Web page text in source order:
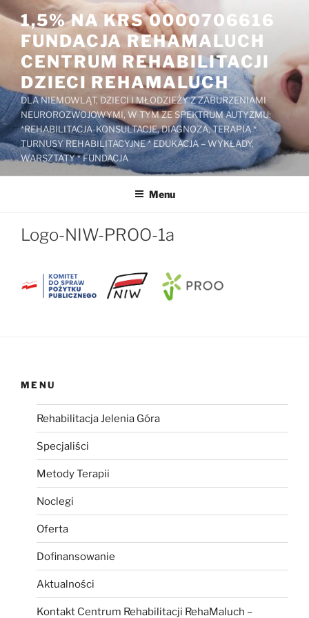
Przejdź
do
treści
1,5% NA KRS 0000706616
FUNDACJA REHAMALUCH
CENTRUM REHABILITACJI
DZIECI REHAMALUCH
DLA NIEMOWLĄT, DZIECI I MŁODZIEŻY Z ZABURZENIAMI
NEUROROZWOJOWYMI, W TYM ZE SPEKTRUM AUTYZMU:
*REHABILITACJA-KONSULTACJE, DIAGNOZA, TERAPIA *
TURNUSY REHABILITACYJNE * EDUKACJA – WYKŁADY,
WARSZTATY * FUNDACJA
Menu
Logo-NIW-PROO-1a
MENU
Rehabilitacja Jelenia Góra
Specjaliści
Metody Terapii
Noclegi
Oferta
Dofinansowanie
Aktualności
Kontakt Centrum Rehabilitacji RehaMaluch –